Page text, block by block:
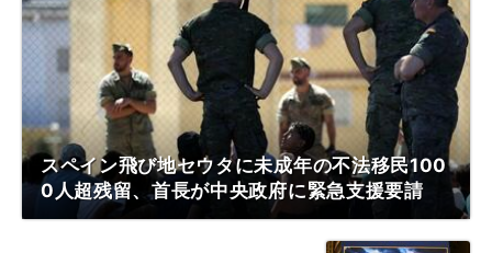
スペイン飛び地セウタに未成年の不法移民100
0人超残留、首長が中央政府に緊急支援要請